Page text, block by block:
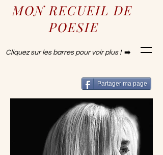
Partager ma page
Murmure de l'ange
MON RECUEIL DE
POESIE
Cliquez sur les barres pour voir plus ! ➡️​